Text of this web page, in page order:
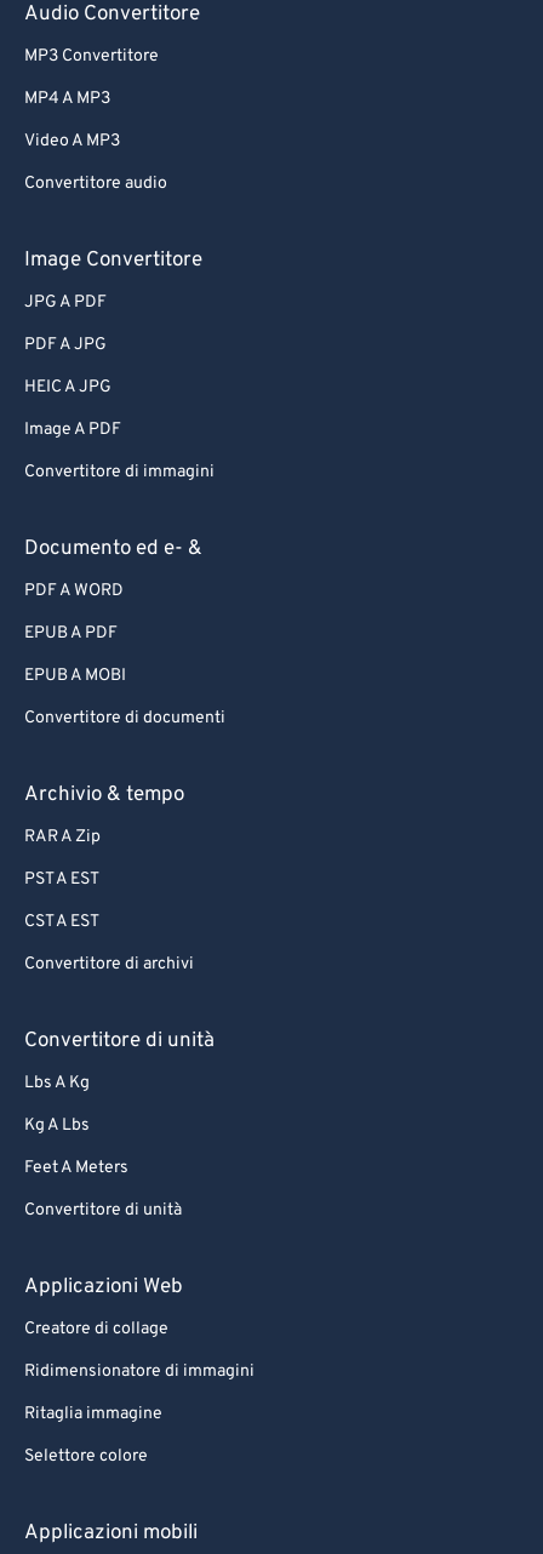
Audio Convertitore
MP3 Convertitore
MP4 A MP3
Video A MP3
Convertitore audio
Image Convertitore
JPG A PDF
PDF A JPG
HEIC A JPG
Image A PDF
Convertitore di immagini
Documento ed e- &
PDF A WORD
EPUB A PDF
EPUB A MOBI
Convertitore di documenti
Archivio & tempo
RAR A Zip
PST A EST
CST A EST
Convertitore di archivi
Convertitore di unità
Lbs A Kg
Kg A Lbs
Feet A Meters
Convertitore di unità
Applicazioni Web
Creatore di collage
Ridimensionatore di immagini
Ritaglia immagine
Selettore colore
Applicazioni mobili